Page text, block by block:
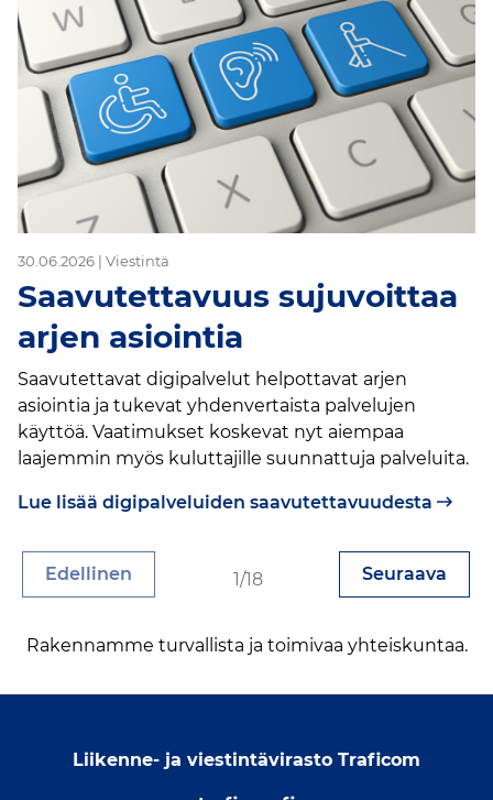
30.06.2026 | Viestintä
Saavutettavuus sujuvoittaa
arjen asiointia
Saavutettavat digipalvelut helpottavat arjen
asiointia ja tukevat yhdenvertaista palvelujen
käyttöä. Vaatimukset koskevat nyt aiempaa
laajemmin myös kuluttajille suunnattuja palveluita.
Lue lisää digipalveluiden saavutettavuudesta
Edellinen
Sivu
1/18 Seuraava
Rakennamme turvallista ja toimivaa yhteiskuntaa.
Liikenne- ja viestintävirasto Traficom